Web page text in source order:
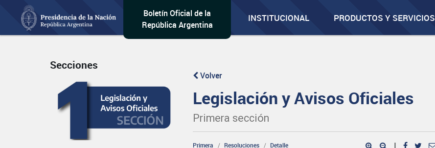
Boletín Oficial de la
República Argentina
INSTITUCIONAL PRODUCTOS Y SERVICIOS
Secciones
Volver
Legislación y Avisos Oficiales
Primera sección
Primera Resoluciones Detalle |